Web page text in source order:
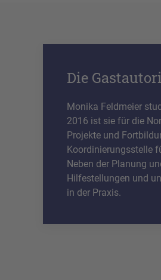
Die
Monika Feldmeier
2016 ist sie für die
Projekte und
Koordinierungsstelle
Neben der Planung
Hilfestellungen und
in der Praxis.